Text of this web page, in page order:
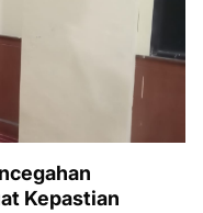
Kepastian